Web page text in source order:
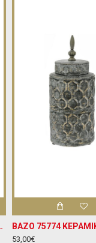
Υ37ΧΠ20
53,00€